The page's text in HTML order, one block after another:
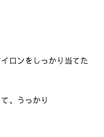
ロンをしっかり当てた
、うっかり